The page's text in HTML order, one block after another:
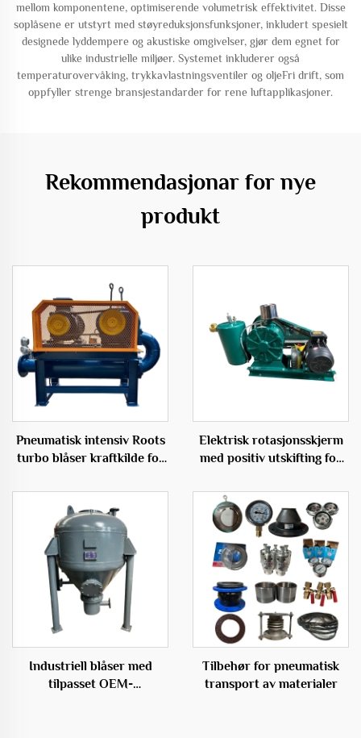
mellom komponentene, optimiserende volumetrisk effektivitet. Disse
soplåsene er utstyrt med støyreduksjonsfunksjoner, inkludert spesielt
designede lyddempere og akustiske omgivelser, gjør dem egnet for
ulike industrielle miljøer. Systemet inkluderer også
temperaturovervåking, trykkavlastningsventiler og oljeFri drift, som
oppfyller strenge bransjestandarder for rene luftapplikasjoner.
Rekommendasjonar for nye
produkt
Pneumatisk intensiv Roots
turbo blåser kraftkilde for
Elektrisk rotasjonsskjerm
med positiv utskifting for
Industriell blåser med
tilpasset OEM-
Tilbehør for pneumatisk
transport av materialer